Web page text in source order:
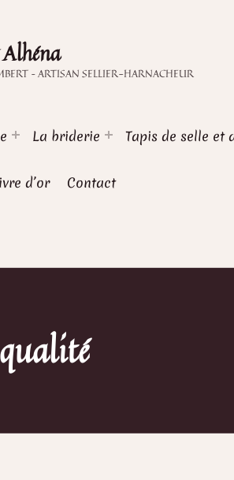
– ARTISAN SELLIER-HARNACHEUR
La briderie Tapis de selle et
d’or Contact